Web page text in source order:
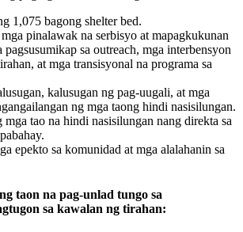
1,075 bagong shelter bed.
pinalawak na serbisyo at mapagkukunan
pagsusumikap sa outreach, mga interbensyon
at mga transisyonal na programa sa
kalusugan ng pag-uugali, at mga
ng mga taong hindi nasisilungan.
mga tao na hindi nasisilungan nang direkta sa
epekto sa komunidad at mga alalahanin sa
taon na pag-unlad tungo sa
sa kawalan ng tirahan: